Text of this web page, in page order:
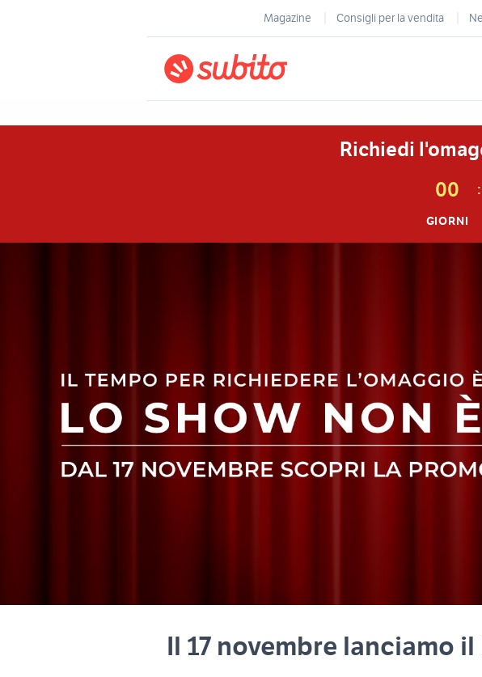
Magazine Consigli per la vendita
Richiedi
00
GIORNI
:
Il 17 novembre lanciamo